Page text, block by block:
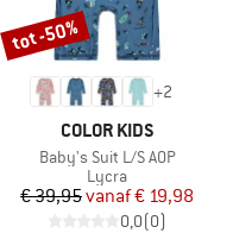
+2
MERK
COLOR KIDS
Artikel
Baby's Suit L/S AOP
Productgroep
Lycra
Prijs
€ 39,95 Verlaagde prijs
vanaf€ 19,98
0,0(0)
Korting
tot -50%